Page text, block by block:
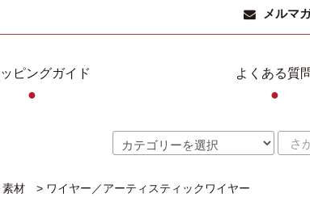
メルマ
ピングガイド
●
よくある質
●
素材 > ワイヤー／アーティスティックワイヤー